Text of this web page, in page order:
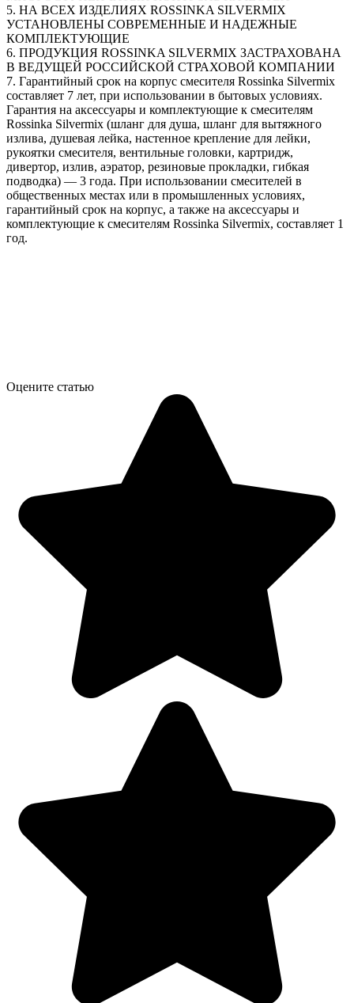
5. НА ВСЕХ ИЗДЕЛИЯХ ROSSINKA SILVERMIX
УСТАНОВЛЕНЫ СОВРЕМЕННЫЕ И НАДЕЖНЫЕ
КОМПЛЕКТУЮЩИЕ
6. ПРОДУКЦИЯ ROSSINKA SILVERMIX ЗАСТРАХОВАНА
В ВЕДУЩЕЙ РОССИЙСКОЙ СТРАХОВОЙ КОМПАНИИ
7. Гарантийный срок на корпус смесителя Rossinka Silvermix
составляет 7 лет, при использовании в бытовых условиях.
Гарантия на аксессуары и комплектующие к смесителям
Rossinka Silvermix (шланг для душа, шланг для вытяжного
излива, душевая лейка, настенное крепление для лейки,
рукоятки смесителя, вентильные головки, картридж,
дивертор, излив, аэратор, резиновые прокладки, гибкая
подводка) — 3 года. При использовании смесителей в
общественных местах или в промышленных условиях,
гарантийный срок на корпус, а также на аксессуары и
комплектующие к смесителям Rossinka Silvermix, составляет 1
год.
Оцените статью